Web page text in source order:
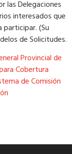
las Delegaciones
interesados que
(Su
de Solicitudes.
Provincial de
Cobertura
de Comisión